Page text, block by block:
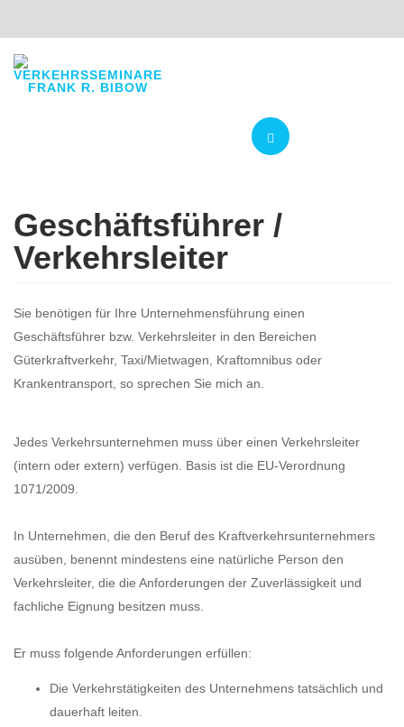
Geschäftsführer /
Verkehrsleiter
Sie benötigen für Ihre Unternehmensführung einen
Geschäftsführer bzw. Verkehrsleiter in den Bereichen
Güterkraftverkehr, Taxi/Mietwagen, Kraftomnibus oder
Krankentransport, so sprechen Sie mich an.
Jedes Verkehrsunternehmen muss über einen Verkehrsleiter
(intern oder extern) verfügen. Basis ist die EU-Verordnung
1071/2009.
In Unternehmen, die den Beruf des Kraftverkehrsunternehmers
ausüben, benennt mindestens eine natürliche Person den
Verkehrsleiter, die die Anforderungen der Zuverlässigkeit und
fachliche Eignung besitzen muss.
Er muss folgende Anforderungen erfüllen:
Die Verkehrstätigkeiten des Unternehmens tatsächlich und
dauerhaft leiten.